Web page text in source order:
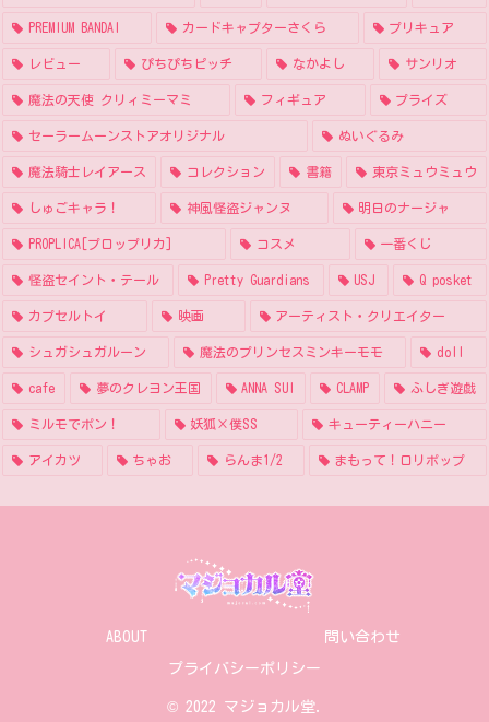
PREMIUM BANDAI カードキャプターさくら プリキュア
レビュー ぴちぴちピッチ なかよし サンリオ
魔法の天使 クリィミーマミ フィギュア プライズ
セーラームーンストアオリジナル ぬいぐるみ
魔法騎士レイアース コレクション 書籍 東京ミュウミュウ
しゅごキャラ！ 神風怪盗ジャンヌ 明日のナージャ
PROPLICA[プロップリカ] コスメ 一番くじ
怪盗セイント・テール Pretty Guardians USJ Q posket
カプセルトイ 映画 アーティスト・クリエイター
シュガシュガルーン 魔法のプリンセスミンキーモモ doll
cafe 夢のクレヨン王国 ANNA SUI CLAMP ふしぎ遊戯
ミルモでポン！ 妖狐×僕SS キューティーハニー
アイカツ ちゃお らんま1/2 まもって！ロリポップ
ABOUT 問い合わせ
プライバシーポリシー
© 2022 マジョカル堂.